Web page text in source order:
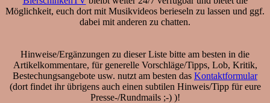
Möglichkeit, euch dort mit Musikvideos berieseln zu lassen und ggf.
dabei mit anderen zu chatten.
Hinweise/Ergänzungen zu dieser Liste bitte am besten in die
Artikelkommentare, für generelle Vorschläge/Tipps, Lob, Kritik,
Bestechungsangebote usw. nutzt am besten das Kontaktformular
(dort findet ihr übrigens auch einen subtilen Hinweis/Tipp für eure
Presse-/Rundmails ;-) )!